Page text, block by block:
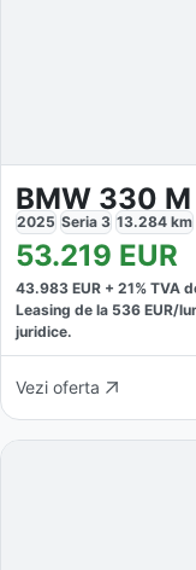
BMW 330
2025 Seria 3 13.284 km
53.219 EUR
43.983 EUR + 21% TVA
Leasing de la 536 EUR/
juridice.
Vezi oferta